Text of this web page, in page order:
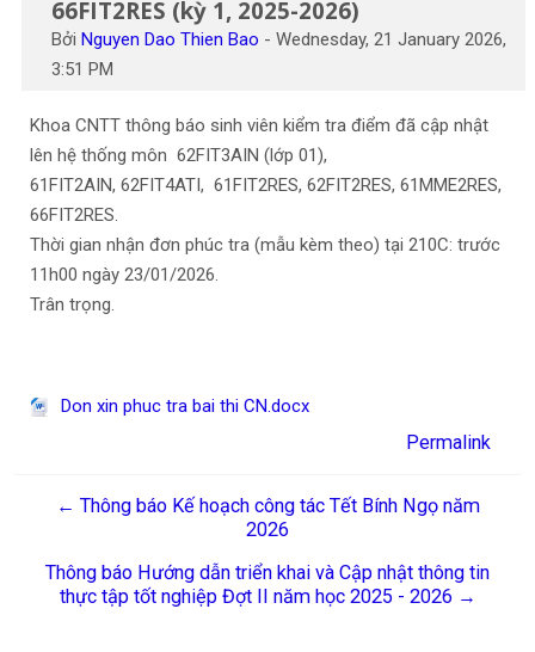
66FIT2RES (kỳ 1, 2025-2026)
BởiNguyen Dao Thien Bao -Wednesday, 21 January 2026,
3:51 PM
Khoa CNTT thông báo sinh viên kiểm tra điểm đã cập nhật
lên hệ thống môn 62FIT3AIN (lớp 01),
61FIT2AIN, 62FIT4ATI, 61FIT2RES, 62FIT2RES, 61MME2RES,
66FIT2RES.
Thời gian nhận đơn phúc tra (mẫu kèm theo) tại 210C: trước
11h00 ngày 23/01/2026.
Trân trọng.
Don xin phuc tra bai thi CN.docx
Permalink
← Thông báo Kế hoạch công tác Tết Bính Ngọ năm
2026
Thông báo Hướng dẫn triển khai và Cập nhật thông tin
thực tập tốt nghiệp Đợt II năm học 2025 - 2026 →